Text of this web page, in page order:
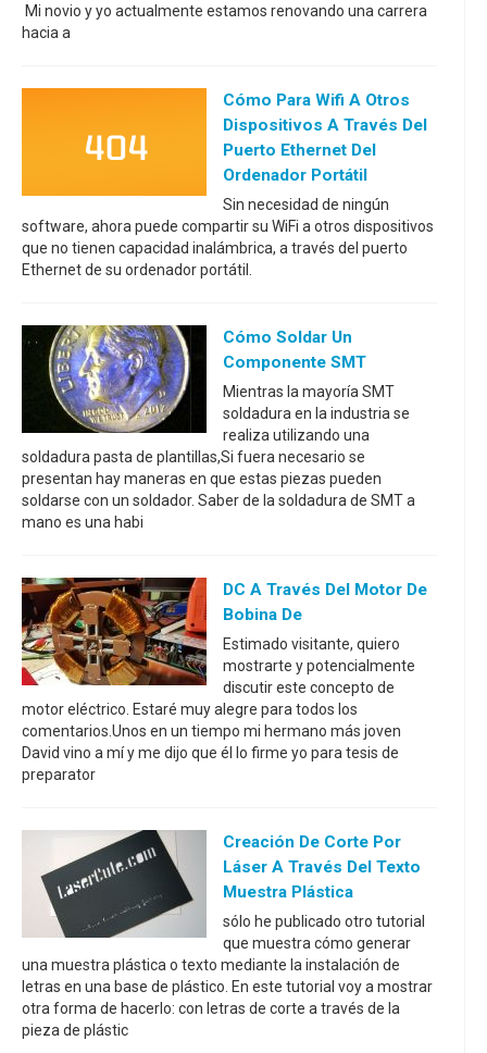
Mi novio y yo actualmente estamos renovando una carrera
hacia a
Cómo Para Wifi A Otros
Dispositivos A Través Del
Puerto Ethernet Del
Ordenador Portátil
Sin necesidad de ningún
software, ahora puede compartir su WiFi a otros dispositivos
que no tienen capacidad inalámbrica, a través del puerto
Ethernet de su ordenador portátil.
Cómo Soldar Un
Componente SMT
Mientras la mayoría SMT
soldadura en la industria se
realiza utilizando una
soldadura pasta de plantillas,Si fuera necesario se
presentan hay maneras en que estas piezas pueden
soldarse con un soldador. Saber de la soldadura de SMT a
mano es una habi
DC A Través Del Motor De
Bobina De
Estimado visitante, quiero
mostrarte y potencialmente
discutir este concepto de
motor eléctrico. Estaré muy alegre para todos los
comentarios.Unos en un tiempo mi hermano más joven
David vino a mí y me dijo que él lo firme yo para tesis de
preparator
Creación De Corte Por
Láser A Través Del Texto
Muestra Plástica
sólo he publicado otro tutorial
que muestra cómo generar
una muestra plástica o texto mediante la instalación de
letras en una base de plástico. En este tutorial voy a mostrar
otra forma de hacerlo: con letras de corte a través de la
pieza de plástic